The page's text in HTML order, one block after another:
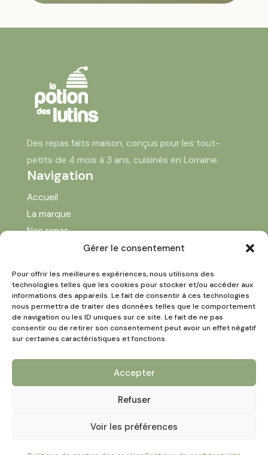
Gérer le consentement
Pour offrir les meilleures expériences, nous utilisons des
technologies telles que les cookies pour stocker et/ou accéder aux
informations des appareils. Le fait de consentir à ces technologies
nous permettra de traiter des données telles que le comportement
de navigation ou les ID uniques sur ce site. Le fait de ne pas
consentir ou de retirer son consentement peut avoir un effet négatif
sur certaines caractéristiques et fonctions.
Accepter
Refuser
Voir les préférences
Des repas faits maison, conçus pour les tout-
petits de 4 mois à 3 ans, cuisinés en Lorraine.
Navigation
Accueil
La marque
Nos repas
Le Blog
Contact
Contact
 125 rue du chêne brûlé, 54700 LESMENILS
franchise@lapotiondeslutins.fr

03 83 80 95 57
Politique de confidentialité|
internet à Nancy